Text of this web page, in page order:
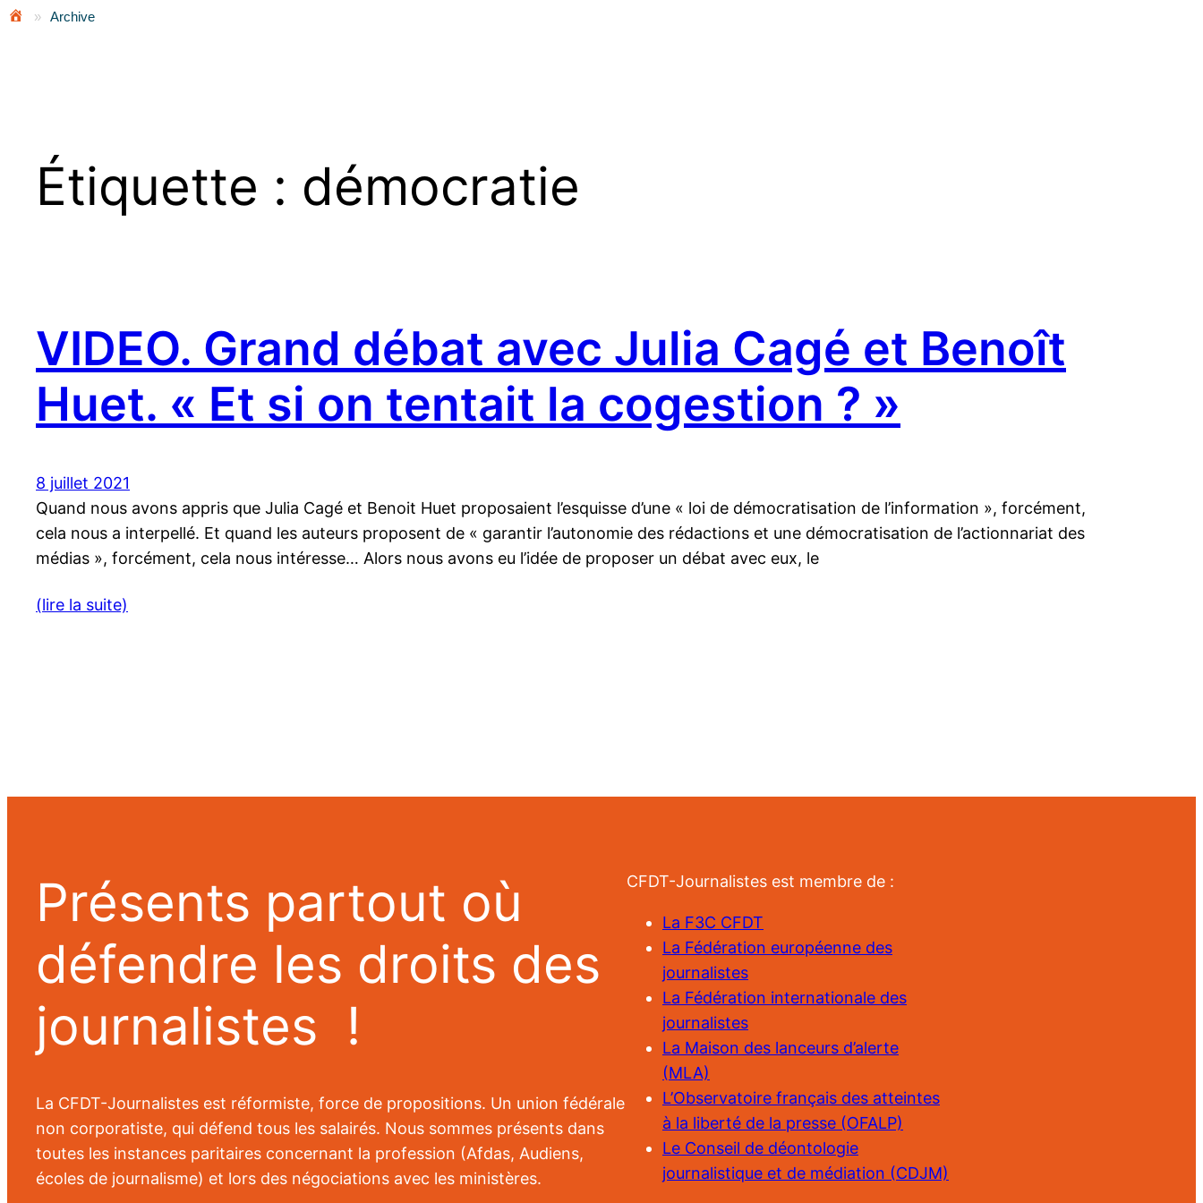
» Archive
Étiquette : démocratie
VIDEO. Grand débat avec Julia Cagé et Benoît
Huet. « Et si on tentait la cogestion ? »
8 juillet 2021
Quand nous avons appris que Julia Cagé et Benoit Huet proposaient l’esquisse d’une « loi de démocratisation de l’information », forcément,
cela nous a interpellé. Et quand les auteurs proposent de « garantir l’autonomie des rédactions et une démocratisation de l’actionnariat des
médias », forcément, cela nous intéresse… Alors nous avons eu l’idée de proposer un débat avec eux, le
(lire la suite)
Présents partout où
défendre les droits des
journalistes !
La CFDT-Journalistes est réformiste, force de propositions. Un union fédérale
non corporatiste, qui défend tous les salairés. Nous sommes présents dans
toutes les instances paritaires concernant la profession (Afdas, Audiens,
écoles de journalisme) et lors des négociations avec les ministères.
CFDT-Journalistes est membre de :
La F3C CFDT
La Fédération européenne des
journalistes
La Fédération internationale des
journalistes
La Maison des lanceurs d’alerte
(MLA)
L’Observatoire français des atteintes
à la liberté de la presse (OFALP)
Le Conseil de déontologie
journalistique et de médiation (CDJM)